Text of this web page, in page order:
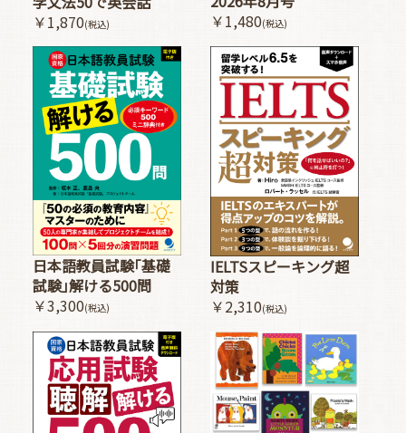
￥1,870(税込)
￥1,480(税込)
日本語教員試験｢基礎
試験｣解ける500問
￥3,300(税込)
IELTSスピーキング超
対策
￥2,310(税込)